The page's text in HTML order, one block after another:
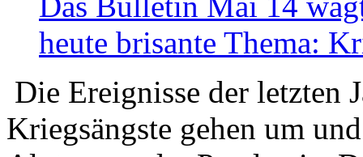
heute brisante Thema:
Die Ereignisse der letzten
Kriegsängste gehen um